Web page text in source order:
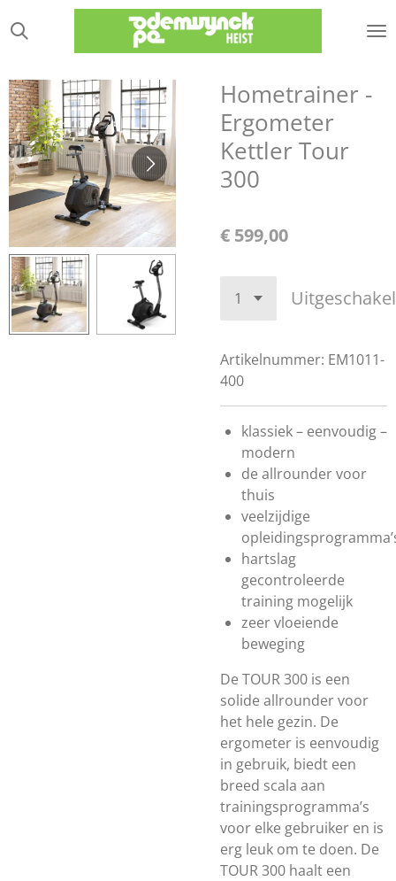
direct
de
hoofdinhoud
Hometrainer -
Ergometer
Kettler Tour
300
€ 599,00
Artikelnummer: EM1011-
400
klassiek – eenvoudig –
modern
de allrounder voor
thuis
veelzijdige
hartslag
gecontroleerde
training mogelijk
zeer vloeiende
beweging
De TOUR 300 is een
solide allrounder voor
het hele gezin. De
ergometer is eenvoudig
in gebruik, biedt een
breed scala aan
trainingsprogramma’s
voor elke gebruiker en is
erg leuk om te doen. De
TOUR 300 haalt een